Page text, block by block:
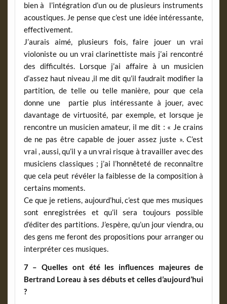
bien à l’intégration d’un ou de plusieurs instruments
acoustiques. Je pense que c’est une idée intéressante,
effectivement.
J’aurais aimé, plusieurs fois, faire jouer un vrai
violoniste ou un vrai clarinettiste mais j’ai rencontré
des difficultés. Lorsque j’ai affaire à un musicien
d’assez haut niveau ,il me dit qu’il faudrait modifier la
partition, de telle ou telle manière, pour que cela
donne une partie plus intéressante à jouer, avec
davantage de virtuosité, par exemple, et lorsque je
rencontre un musicien amateur, il me dit : « Je crains
de ne pas être capable de jouer assez juste ». C’est
vrai , aussi, qu’il y a un vrai risque à travailler avec des
musiciens classiques ; j’ai l’honnêteté de reconnaître
que cela peut révéler la faiblesse de la composition à
certains moments.
Ce que je retiens, aujourd’hui, c’est que mes musiques
sont enregistrées et qu’il sera toujours possible
d’éditer des partitions. J’espère, qu’un jour viendra, ou
des gens me feront des propositions pour arranger ou
interpréter ces musiques.
7 – Quelles ont été les influences majeures de
Bertrand Loreau à ses débuts et celles d’aujourd’hui
?